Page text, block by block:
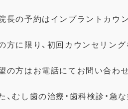
長の予約はインプラントカウ
方に限り、初回カウンセリング
の方はお電話にてお問い合わせ
、むし歯の治療・歯科検診・急